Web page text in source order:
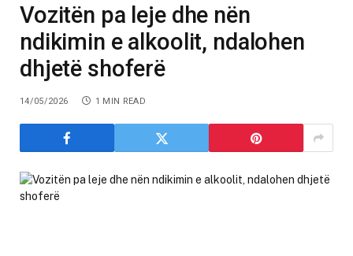
Vozitën pa leje dhe nën
ndikimin e alkoolit, ndalohen
dhjetë shoferë
14/05/2026 1 MIN READ